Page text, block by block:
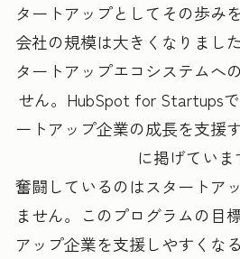
タートアップとしてその歩み
会社の規模は大きくなりまし
タートアップエコシステムへ
せん。HubSpot for Startups
ートアップ企業の成長を支援
に掲げていま
奮闘しているのはスタートア
ません。このプログラムの目
アップ企業を支援しやすくな